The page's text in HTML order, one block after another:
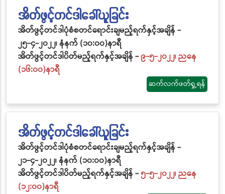
အိတ်ဖွင့်တင်ဒါခေါ်ယူခြင်း
အိတ်ဖွင့်တင်ဒါပုံစံစတင်ရောင်းချမည့်ရက်နှင့်အချိန် -
၂၅-၄-၂၀၂၂၊ နံနက် (၁၀:၀၀)နာရီ
အိတ်ဖွင့်တင်ဒါပိတ်မည့်ရက်နှင့်အချိန် -၉-၅-၂၀၂၂၊ ညနေ
(၁၆:၀၀)နာရီ
ဆက်လက်ဖတ်ရှု့ရန်
အိတ်ဖွင့်တင်ဒါခေါ်ယူခြင်း
အိတ်ဖွင့်တင်ဒါပုံစံစတင်ရောင်းချမည့်ရက်နှင့်အချိန် -
၂၁-၄-၂၀၂၂၊ နံနက် (၁၀:၀၀)နာရီ
အိတ်ဖွင့်တင်ဒါပိတ်မည့်ရက်နှင့်အချိန် -၅-၅-၂၀၂၂၊ ညနေ
(၁၂:၀၀)နာရီ